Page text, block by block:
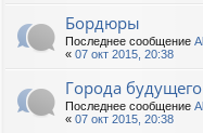
Бордюры
Последнее сообщение
« 07 окт 2015, 20:38
Города будущего
Последнее сообщение
« 07 окт 2015, 20:38